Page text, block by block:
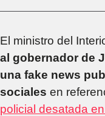
El ministro del
al gobernador de
una fake news
sociales en
policial desatada